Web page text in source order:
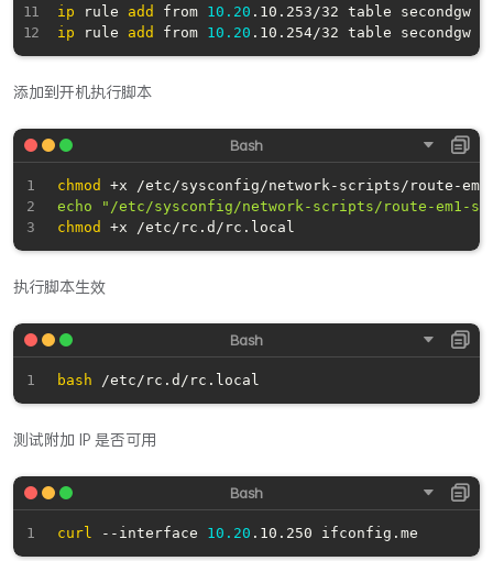
ip rule add from 10.20
ip rule add from 10.20
添加到开机执行脚本
chmod
echo
"/etc/sysconfig/network-scripts/route-em1-
chmod
执行脚本生效
bash
测试附加 IP 是否可用
curl --interface 10.20